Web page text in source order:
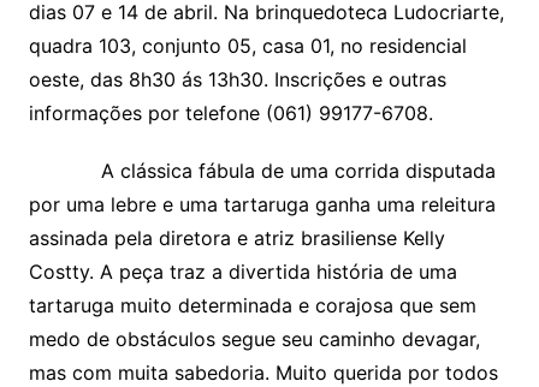
dias 07 e 14 de abril. Na brinquedoteca Ludocriarte,
quadra 103, conjunto 05, casa 01, no residencial
oeste, das 8h30 ás 13h30. Inscrições e outras
informações por telefone (061) 99177-6708.
A clássica fábula de uma corrida disputada
por uma lebre e uma tartaruga ganha uma releitura
assinada pela diretora e atriz brasiliense Kelly
Costty. A peça traz a divertida história de uma
tartaruga muito determinada e corajosa que sem
medo de obstáculos segue seu caminho devagar,
mas com muita sabedoria. Muito querida por todos